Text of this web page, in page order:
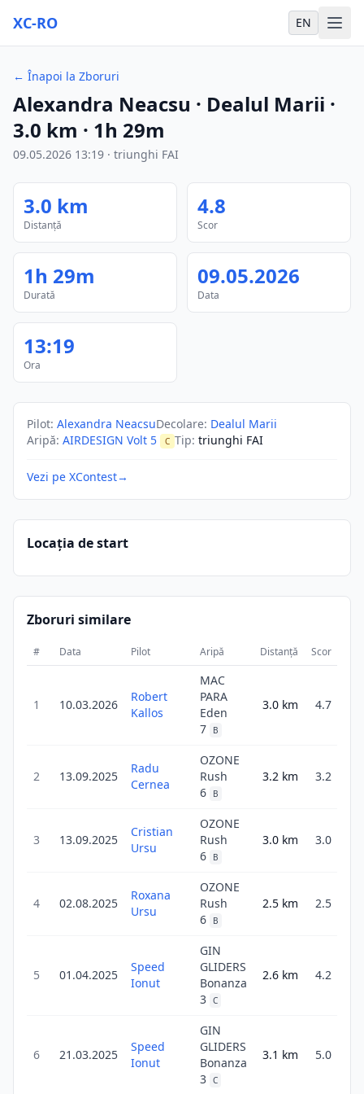
XC-RO EN
← Înapoi la Zboruri
Alexandra Neacsu · Dealul Marii ·
3.0 km · 1h 29m
09.05.2026 13:19 · triunghi FAI
3.0 km
Distanță
4.8
Scor
1h 29m
Durată
09.05.2026
Data
13:19
Ora
Pilot: Alexandra NeacsuDecolare: Dealul Marii
Aripă: AIRDESIGN Volt 5 C Tip: triunghi FAI
Vezi pe XContest→
Locația de start
Zboruri similare
# Data Pilot Aripă Distanță Scor
1 10.03.2026
Robert
Kallos
MAC
PARA
Eden
7
B
3.0 km 4.7
2 13.09.2025
Radu
Cernea
OZONE
Rush
6
B
3.2 km 3.2
3 13.09.2025
Cristian
Ursu
OZONE
Rush
6
B
3.0 km 3.0
4 02.08.2025
Roxana
Ursu
OZONE
Rush
6
B
2.5 km 2.5
5 01.04.2025
Speed
Ionut
GIN
GLIDERS
Bonanza
3 C
2.6 km 4.2
6 21.03.2025
Speed
Ionut
GIN
GLIDERS
Bonanza
3 C
3.1 km 5.0